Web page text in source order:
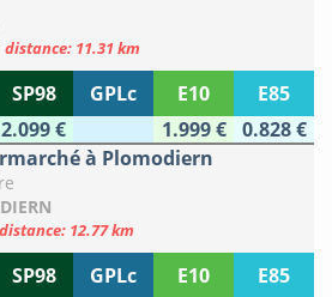
distance: 11.31 km
SP98 GPLc E10
E85
2.099 € 1.999 €
0.828 €
à Plomodiern
distance: 12.77 km
SP98 GPLc E10
E85